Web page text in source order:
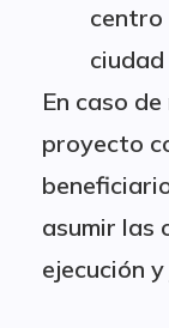
centro
En caso
proyecto
asumir las
ejecución